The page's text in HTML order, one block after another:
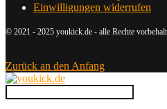
Einwilligungen widerrufen
© 2021 - 2025 youkick.de - alle Rechte
Zurück an den Anfang